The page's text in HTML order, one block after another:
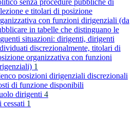
senza procedure pubbliche di
e titolari di posizione
con funzioni dirigenziali (da
in tabelle che distinguano le
situazioni: dirigenti, dirigenti
discrezionalmente, titolari di
organizzativa con funzioni
1
posizioni dirigenziali discrezionali
di funzione disponibili
dirigenti 4
1